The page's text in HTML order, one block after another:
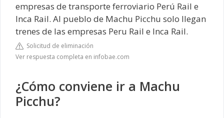
empresas de transporte ferroviario Perú Rail e
Inca Rail. Al pueblo de Machu Picchu solo llegan
trenes de las empresas Peru Rail e Inca Rail.
Solicitud de eliminación
Ver respuesta completa en infobae.com
¿Cómo conviene ir a Machu
Picchu?